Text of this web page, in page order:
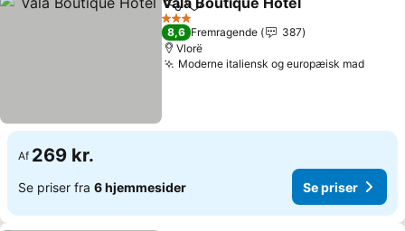
Del Føj til favoritter
3 Stjerner
8,6 Fremragende
387
Vlorë
Moderne italiensk og europæisk mad
Af 269 kr.
Se priser fra 6 hjemmesider Se priser